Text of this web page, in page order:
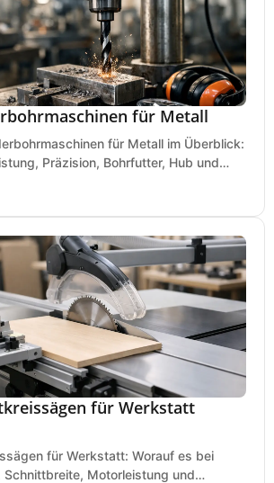
für Metall
für Metall im Überblick:
Präzision, Bohrfutter, Hub und
für Werkstatt
für Werkstatt: Worauf es bei
Schnittbreite, Motorleistung und